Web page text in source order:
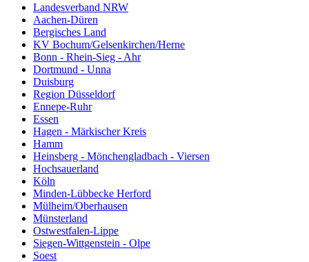
Landesverband NRW
Aachen-Düren
Bergisches Land
KV Bochum/Gelsenkirchen/Herne
Bonn - Rhein-Sieg - Ahr
Dortmund - Unna
Duisburg
Region Düsseldorf
Ennepe-Ruhr
Essen
Hagen - Märkischer Kreis
Hamm
Heinsberg - Mönchengladbach - Viersen
Hochsauerland
Köln
Minden-Lübbecke Herford
Mülheim/Oberhausen
Münsterland
Ostwestfalen-Lippe
Siegen-Wittgenstein - Olpe
Soest